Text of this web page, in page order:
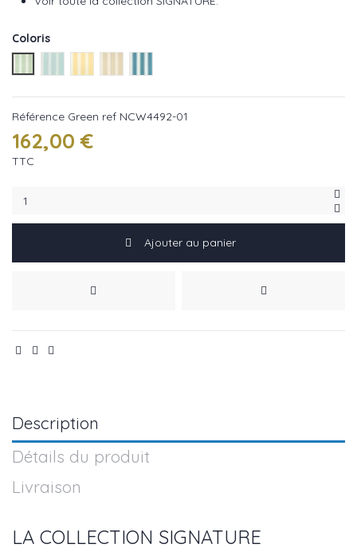
Coloris
Référence Green ref NCW4492-01
162,00 €
TTC
Ajouter au panier
Description
Détails du produit
Livraison
LA COLLECTION SIGNATURE